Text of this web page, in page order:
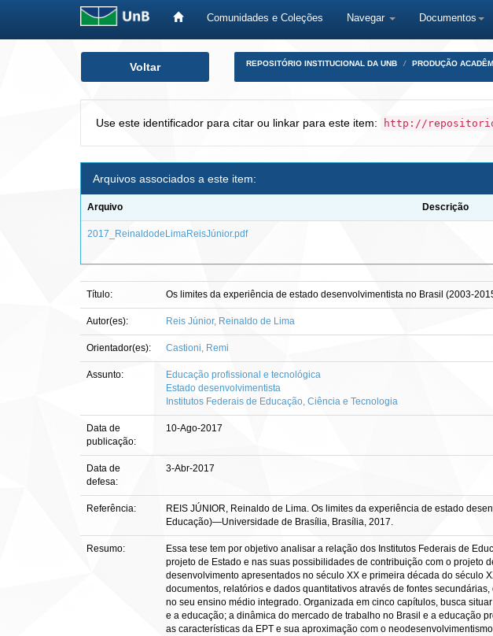
Comunidades e Coleções Navegar Documentos
Voltar REPOSITÓRIO INSTITUCIONAL DA UNB PRODUÇÃO
Use este identificador para citar ou linkar para este item: http://
Arquivos associados a este item:
Arquivo Descrição
2017_ReinaldodeLimaReisJúnior.pdf
Título: Os limites da experiência de estado desenvolvimentista no Brasil (2003-
Autor(es): Reis Júnior, Reinaldo de Lima
Orientador(es): Castioni, Remi
Assunto:
Educação profissional e tecnológica
Estado desenvolvimentista
Institutos Federais de Educação, Ciência e Tecnologia
Data de
publicação:
10-Ago-2017
Data de
defesa:
3-Abr-2017
Referência:
REIS JÚNIOR, Reinaldo de Lima. Os limites da experiência de estado
Educação)—Universidade de Brasília, Brasília, 2017.
Resumo:
Essa tese tem por objetivo analisar a relação dos Institutos Federais de
projeto de Estado e nas suas possibilidades de contribuição com o projeto
desenvolvimento apresentados no século XX e primeira década do século
documentos, relatórios e dados quantitativos através de fontes
no seu ensino médio integrado. Organizada em cinco capítulos, busca
e a educação; a dinâmica do mercado de trabalho no Brasil e a educação
as características da EPT e sua aproximação com o